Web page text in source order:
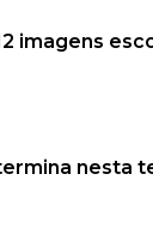
imagens
nesta